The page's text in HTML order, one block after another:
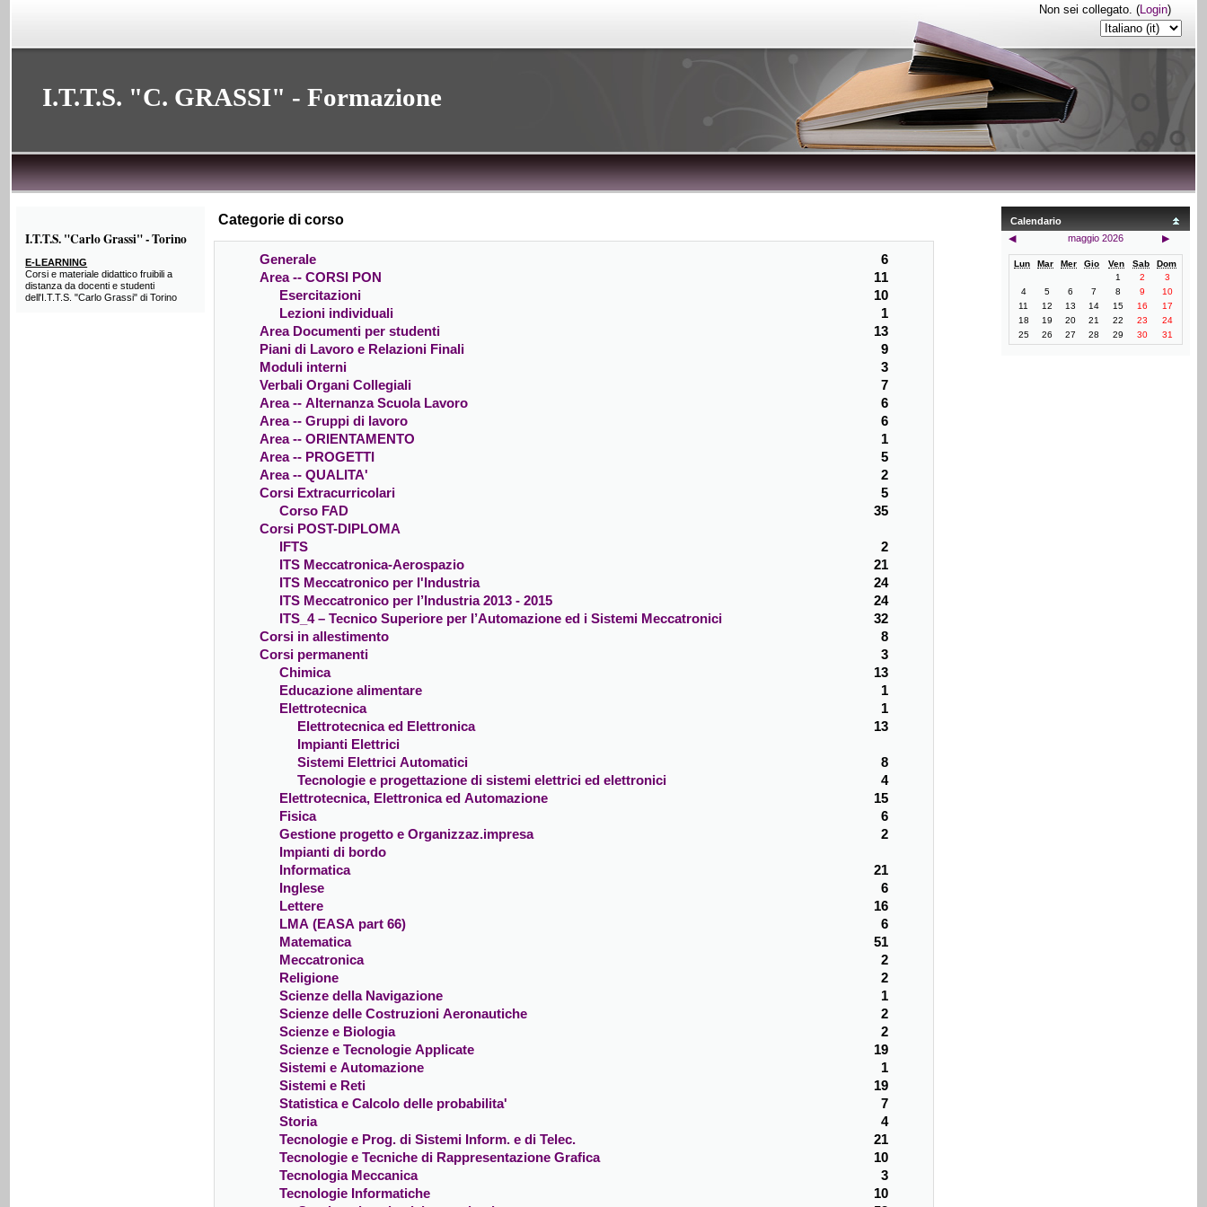
Non sei collegato. (Login)
I.T.T.S. "C. GRASSI" - Formazione
I.T.T.S. "Carlo Grassi" - Torino
E-LEARNING
Corsi e materiale didattico fruibili a
distanza da docenti e studenti
dell'I.T.T.S. "Carlo Grassi" di Torino
Categorie di corso
Generale
6
Area -- CORSI PON
11
Esercitazioni
10
Lezioni individuali
1
Area Documenti per studenti
13
Piani di Lavoro e Relazioni Finali
9
Moduli interni
3
Verbali Organi Collegiali
7
Area -- Alternanza Scuola Lavoro
6
Area -- Gruppi di lavoro
6
Area -- ORIENTAMENTO
1
Area -- PROGETTI
5
Area -- QUALITA'
2
Corsi Extracurricolari
5
Corso FAD
35
Corsi POST-DIPLOMA
IFTS
2
ITS Meccatronica-Aerospazio
21
ITS Meccatronico per l'Industria
24
ITS Meccatronico per l’Industria 2013 - 2015
24
ITS_4 – Tecnico Superiore per l’Automazione ed i Sistemi Meccatronici
32
Corsi in allestimento
8
Corsi permanenti
3
Chimica
13
Educazione alimentare
1
Elettrotecnica
1
Elettrotecnica ed Elettronica
13
Impianti Elettrici
Sistemi Elettrici Automatici
8
Tecnologie e progettazione di sistemi elettrici ed elettronici
4
Elettrotecnica, Elettronica ed Automazione
15
Fisica
6
Gestione progetto e Organizzaz.impresa
2
Impianti di bordo
Informatica
21
Inglese
6
Lettere
16
LMA (EASA part 66)
6
Matematica
51
Meccatronica
2
Religione
2
Scienze della Navigazione
1
Scienze delle Costruzioni Aeronautiche
2
Scienze e Biologia
2
Scienze e Tecnologie Applicate
19
Sistemi e Automazione
1
Sistemi e Reti
19
Statistica e Calcolo delle probabilita'
7
Storia
4
Tecnologie e Prog. di Sistemi Inform. e di Telec.
21
Tecnologie e Tecniche di Rappresentazione Grafica
10
Tecnologia Meccanica
3
Tecnologie Informatiche
10
Calendario
◀
maggio 2026 ▶
Lun Mar Mer Gio Ven Sab
Dom
1
2
3
4
5 6 7 8 9
10
11
12 13 14 15 16
17
18
19 20 21 22 23
24
25
26 27 28 29 30 31